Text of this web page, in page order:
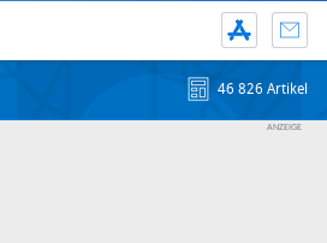
46 826 Artikel